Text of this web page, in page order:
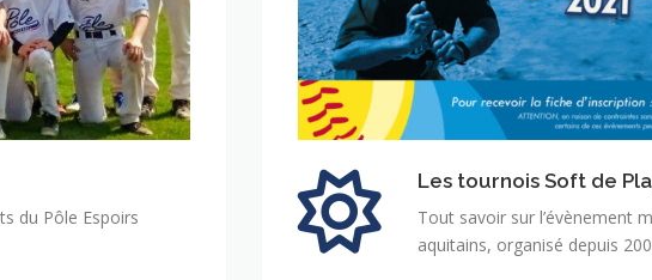
du Pôle Espoirs
Les tournois Soft de
Tout savoir sur l’évènement
aquitains, organisé depuis